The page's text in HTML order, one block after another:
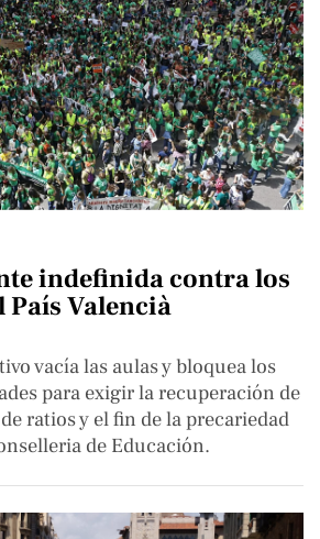
indefinida contra los
País Valencià
vacía las aulas y bloquea los
para exigir la recuperación de
ratios y el fin de la precariedad
de Educación.